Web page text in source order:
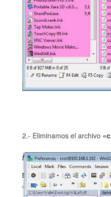
2.- Eliminamos el archivo